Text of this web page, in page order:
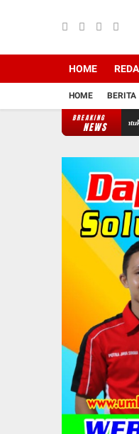
HOME
HOME BERITA
BREAKING
NEWS
Semangat Untuk Seberangi